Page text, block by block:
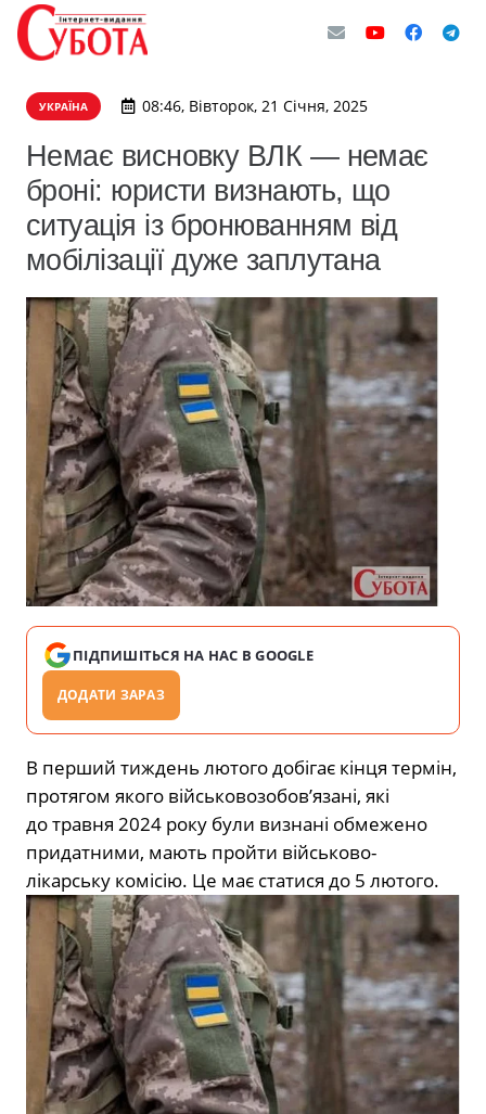
УКРАЇНА 08:46, Вівторок, 21 Січня, 2025
Немає висновку ВЛК — немає
броні: юристи визнають, що
ситуація із бронюванням від
мобілізації дуже заплутана
ПІДПИШІТЬСЯ НА НАС В GOOGLE
ДОДАТИ ЗАРАЗ
В перший тиждень лютого добігає кінця термін,
протягом якого військовозобов’язані, які
до травня 2024 року були визнані обмежено
придатними, мають пройти військово-
лікарську комісію. Це має статися до 5 лютого.